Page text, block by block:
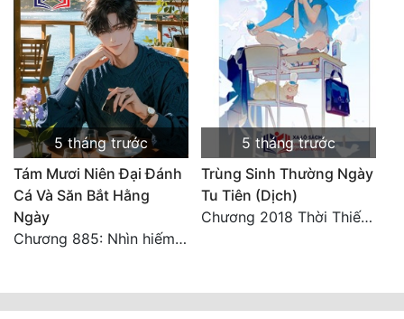
5 tháng trước
Tám Mươi Niên Đại Đánh
Cá Và Săn Bắt Hằng
Ngày
Chương 885: Nhìn hiếm lạ
5 tháng trước
Trùng Sinh Thường Ngày
Tu Tiên (Dịch)
Chương 2018 Thời Thiếu Niên